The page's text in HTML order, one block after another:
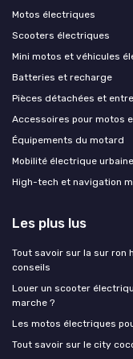
Motos électriques
Scooters électriques
Mini motos et véhicules
Batteries et recharge
Pièces détachées et
Accessoires pour motos
Équipements du motard
Mobilité électrique urbaine
High-tech et navigation
Les plus lus
Tout savoir sur la sur ron
conseils
Louer un scooter
marche ?
Les motos électriques
Tout savoir sur le city